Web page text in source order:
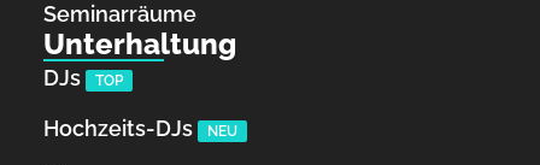
Seminarräume
Unterhaltung
DJs TOP
Hochzeits-DJs NEU